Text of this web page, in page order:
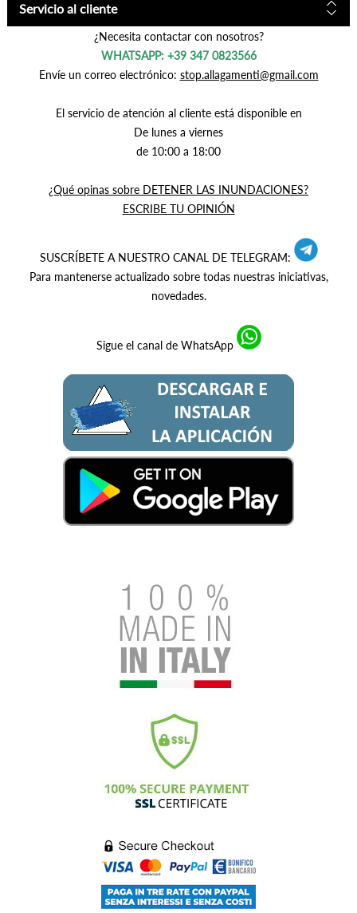
Servicio al cliente
¿Necesita contactar con nosotros?
WHATSAPP: +39 347 0823566
Envíe un correo electrónico: stop.allagamenti@gmail.com
El servicio de atención al cliente está disponible en
De lunes a viernes
de 10:00 a 18:00
¿Qué opinas sobre DETENER LAS INUNDACIONES?
ESCRIBE TU OPINIÓN
SUSCRÍBETE A NUESTRO CANAL DE TELEGRAM:
Para mantenerse actualizado sobre todas nuestras iniciativas,
novedades.
Sigue el canal de WhatsApp